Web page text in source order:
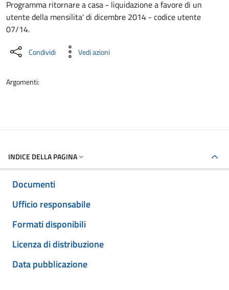
Dettaglio del documento
Programma ritornare a casa - liquidazione a favore di un
utente della mensilita' di dicembre 2014 - codice utente
07/14.
Condividi Vedi azioni
Argomenti:
INDICE DELLA PAGINA
Documenti
Ufficio responsabile
Formati disponibili
Licenza di distribuzione
Data pubblicazione